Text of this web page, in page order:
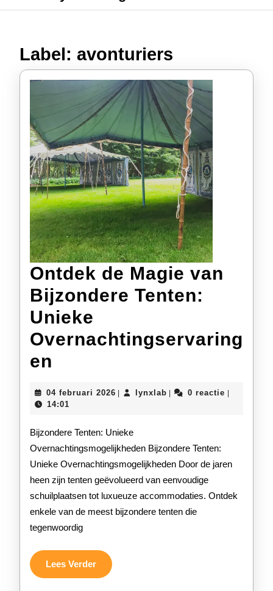
Label: avonturiers
Ontdek de Magie van
Bijzondere Tenten:
Unieke
Overnachtingservaring
en
Magie
van
Bijzondere
Tenten:
Unieke
04 februari 2026 04
lynxlablynxlab0 reactie
14:01
Bijzondere Tenten: Unieke
Overnachtingsmogelijkheden Bijzondere Tenten:
Unieke Overnachtingsmogelijkheden Door de jaren
heen zijn tenten geëvolueerd van eenvoudige
schuilplaatsen tot luxueuze accommodaties. Ontdek
enkele van de meest bijzondere tenten die
tegenwoordig
Lees VerderLees
Verder